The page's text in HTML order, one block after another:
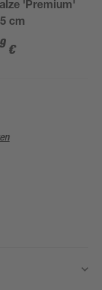
'Premium'
cm
€